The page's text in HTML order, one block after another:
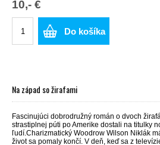
10,- €
Do košíka
Na západ so žirafami
Fascinujúci dobrodružný román o dvoch
strastiplnej púti po Amerike dostali na titulky
ľudí.Charizmatický Woodrow Wilson Niklák
život sa pomaly končí. V deň, keď sa z